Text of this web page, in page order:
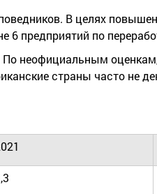
В целях
6 предприятий по
По неофициальным
страны часто не